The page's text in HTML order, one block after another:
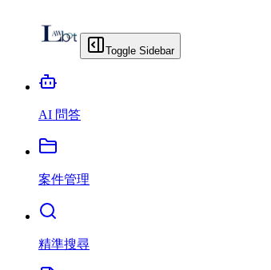
Toggle Sidebar
AI 問答
案件管理
精準搜尋